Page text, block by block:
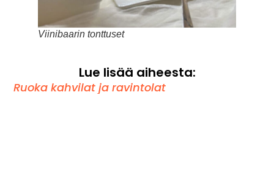
Viinibaarin tonttuset
Lue lisää aiheesta:
Ruoka kahvilat ja ravintolat